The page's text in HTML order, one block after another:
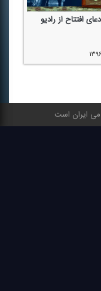
افتتاح از رادیو
۰۴
ایران است